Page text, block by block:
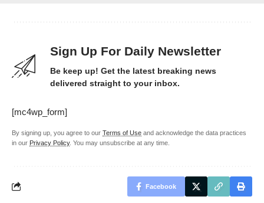
Sign Up For Daily Newsletter
Be keep up! Get the latest breaking news
delivered straight to your inbox.
[mc4wp_form]
By signing up, you agree to our Terms of Use and acknowledge the data practices
in our Privacy Policy. You may unsubscribe at any time.
Facebook